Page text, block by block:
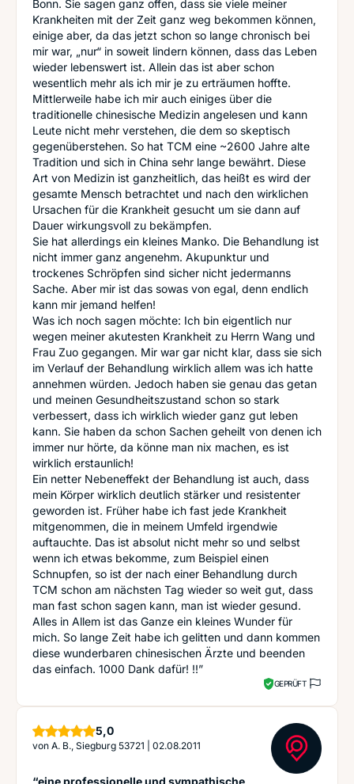
Bonn. Sie sagen ganz offen, dass sie viele meiner
Krankheiten mit der Zeit ganz weg bekommen können,
einige aber, da das jetzt schon so lange chronisch bei
mir war, „nur“ in soweit lindern können, dass das Leben
wieder lebenswert ist. Allein das ist aber schon
wesentlich mehr als ich mir je zu erträumen hoffte.
Mittlerweile habe ich mir auch einiges über die
traditionelle chinesische Medizin angelesen und kann
Leute nicht mehr verstehen, die dem so skeptisch
gegenüberstehen. So hat TCM eine ~2600 Jahre alte
Tradition und sich in China sehr lange bewährt. Diese
Art von Medizin ist ganzheitlich, das heißt es wird der
gesamte Mensch betrachtet und nach den wirklichen
Ursachen für die Krankheit gesucht um sie dann auf
Dauer wirkungsvoll zu bekämpfen.
Sie hat allerdings ein kleines Manko. Die Behandlung ist
nicht immer ganz angenehm. Akupunktur und
trockenes Schröpfen sind sicher nicht jedermanns
Sache. Aber mir ist das sowas von egal, denn endlich
kann mir jemand helfen!
Was ich noch sagen möchte: Ich bin eigentlich nur
wegen meiner akutesten Krankheit zu Herrn Wang und
Frau Zuo gegangen. Mir war gar nicht klar, dass sie sich
im Verlauf der Behandlung wirklich allem was ich hatte
annehmen würden. Jedoch haben sie genau das getan
und meinen Gesundheitszustand schon so stark
verbessert, dass ich wirklich wieder ganz gut leben
kann. Sie haben da schon Sachen geheilt von denen ich
immer nur hörte, da könne man nix machen, es ist
wirklich erstaunlich!
Ein netter Nebeneffekt der Behandlung ist auch, dass
mein Körper wirklich deutlich stärker und resistenter
geworden ist. Früher habe ich fast jede Krankheit
mitgenommen, die in meinem Umfeld irgendwie
auftauchte. Das ist absolut nicht mehr so und selbst
wenn ich etwas bekomme, zum Beispiel einen
Schnupfen, so ist der nach einer Behandlung durch
TCM schon am nächsten Tag wieder so weit gut, dass
man fast schon sagen kann, man ist wieder gesund.
Alles in Allem ist das Ganze ein kleines Wunder für
mich. So lange Zeit habe ich gelitten und dann kommen
diese wunderbaren chinesischen Ärzte und beenden
das einfach. 1000 Dank dafür! !!”
GEPRÜFT
5,0Sterne
von A. B., Siegburg 53721 02.08.2011
“eine professionelle und sympathische